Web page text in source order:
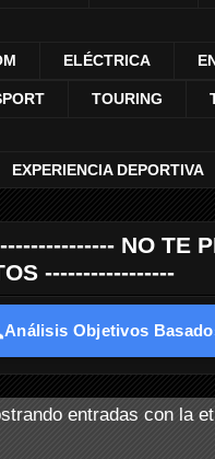
ELÉCTRICA
TOURING
EXPERIENCIA DEPORTIVA
NO TE
-----------------
Análisis Objetivos
entradas con la